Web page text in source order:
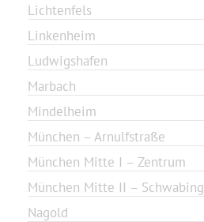
Lichtenfels
Linkenheim
Ludwigshafen
Marbach
Mindelheim
München – Arnulfstraße
München Mitte I – Zentrum
München Mitte II – Schwabing
Nagold